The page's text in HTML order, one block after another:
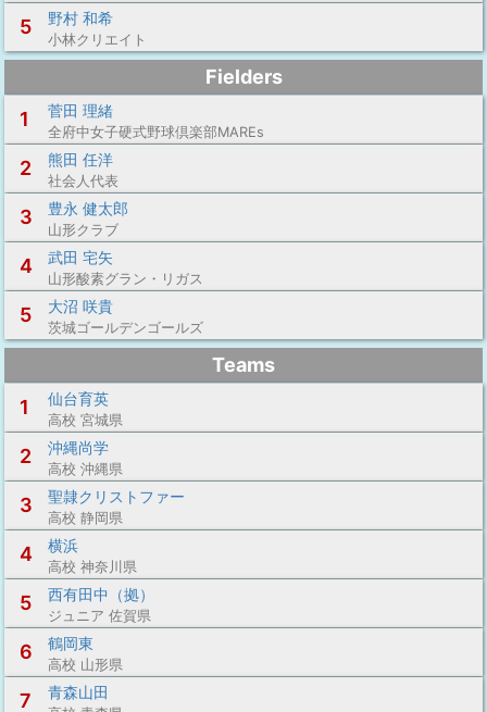
5 野村 和希
小林クリエイト
Fielders
1
菅田 理緒
全府中女子硬式野球倶楽部MAREs
2 熊田 任洋
社会人代表
3 豊永 健太郎
山形クラブ
4 武田 宅矢
山形酸素グラン・リガス
5 大沼 咲貴
茨城ゴールデンゴールズ
Teams
1
仙台育英
高校 宮城県
2 沖縄尚学
高校 沖縄県
3 聖隷クリストファー
高校 静岡県
4 横浜
高校 神奈川県
5 西有田中（拠）
ジュニア 佐賀県
6 鶴岡東
高校 山形県
7 青森山田